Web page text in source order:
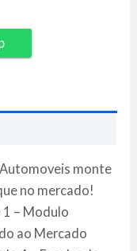
monte
no mercado!
1 – Modulo
ao Mercado